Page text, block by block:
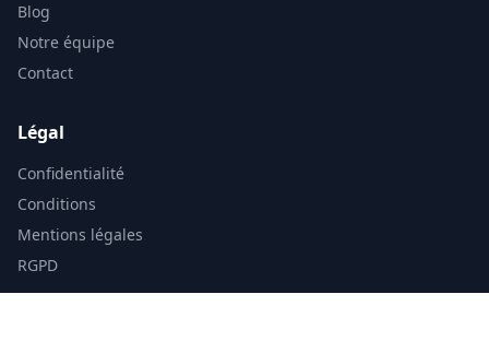
Blog
Notre équipe
Contact
Légal
Confidentialité
Conditions
Mentions légales
RGPD